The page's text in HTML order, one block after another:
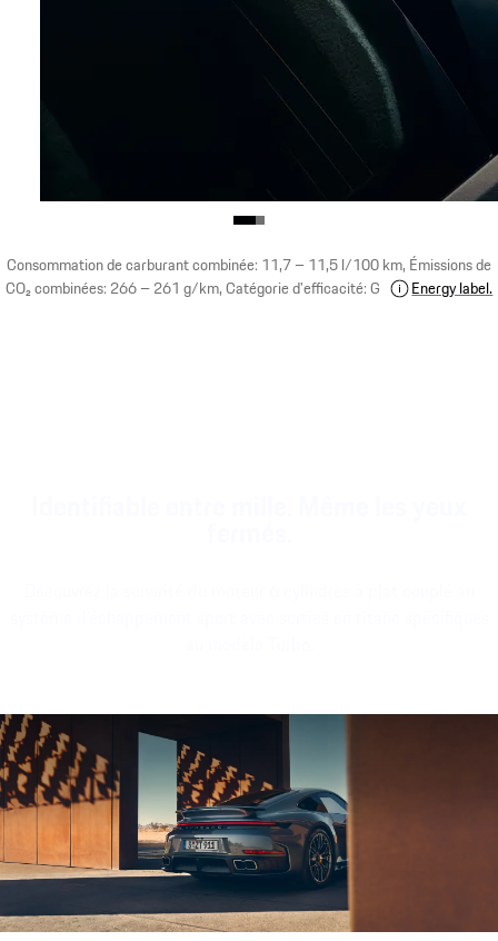
Consommation de carburant combinée: 11,7 – 11,5 l/100 km, Émissions de
CO₂ combinées: 266 – 261 g/km, Catégorie d'efficacité: G
Energy label.